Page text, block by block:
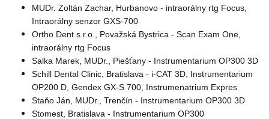
MUDr. Zoltán Zachar, Hurbanovo - intraorálny rtg Focus,
Intraorálny senzor GXS-700
Ortho Dent s.r.o., Považská Bystrica - Scan Exam One,
intraorálny rtg Focus
Salka Marek, MUDr., Piešťany - Instrumentarium OP300 3D
Schill Dental Clinic, Bratislava - i-CAT 3D, Instrumentarium
OP200 D, Gendex GX-S 700, Instrumenatrium Expres
Staňo Ján, MUDr., Trenčín - Instrumentarium OP300 3D
Stomest, Bratislava - Instrumentarium OP300